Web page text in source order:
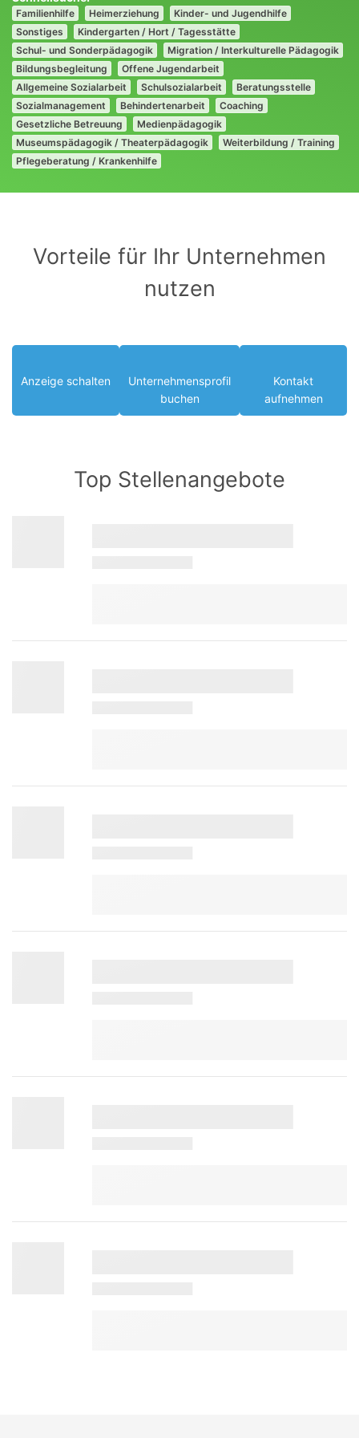
Familienhilfe Heimerziehung
Kinder- und Jugendhilfe
Sonstiges
Kindergarten / Hort / Tagesstätte
Schul- und Sonderpädagogik
Migration / Interkulturelle Pädagogik
Bildungsbegleitung
Offene Jugendarbeit
Allgemeine Sozialarbeit
Schulsozialarbeit
Beratungsstelle
Sozialmanagement
Behindertenarbeit
Coaching
Gesetzliche Betreuung
Medienpädagogik
Museumspädagogik / Theaterpädagogik
Weiterbildung / Training
Pflegeberatung / Krankenhilfe
Vorteile für Ihr Unternehmen
nutzen
Anzeige schalten
Unternehmensprofil
buchen
Kontakt
aufnehmen
Top Stellenangebote